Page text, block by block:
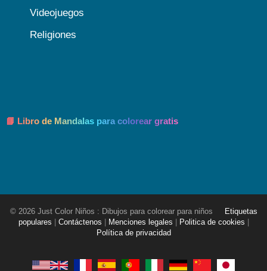
Videojuegos
Religiones
📘 Libro de Mandalas para colorear gratis
© 2026 Just Color Niños : Dibujos para colorear para niños
Etiquetas
populares
Contáctenos Menciones legales Politica de cookies
Política de privacidad